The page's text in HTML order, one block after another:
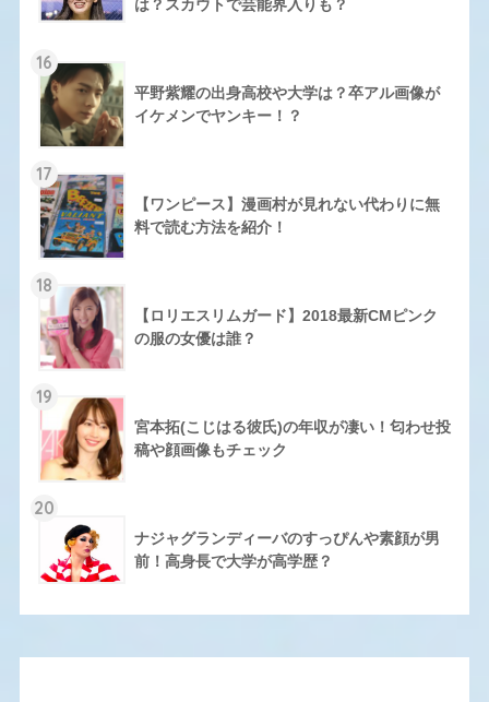
は？スカウトで芸能界入りも？
16
平野紫耀の出身高校や大学は？卒アル画像が
イケメンでヤンキー！？
17
【ワンピース】漫画村が見れない代わりに無
料で読む方法を紹介！
18
【ロリエスリムガード】2018最新CMピンク
の服の女優は誰？
19
宮本拓(こじはる彼氏)の年収が凄い！匂わせ投
稿や顔画像もチェック
20
ナジャグランディーバのすっぴんや素顔が男
前！高身長で大学が高学歴？